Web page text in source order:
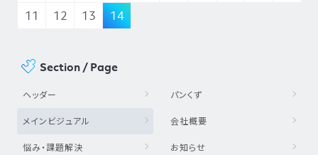
Section / Page
ヘッダー
メインビジュアル
悩み・課題解決
パンくず
会社概要
お知らせ
11
12 13 14